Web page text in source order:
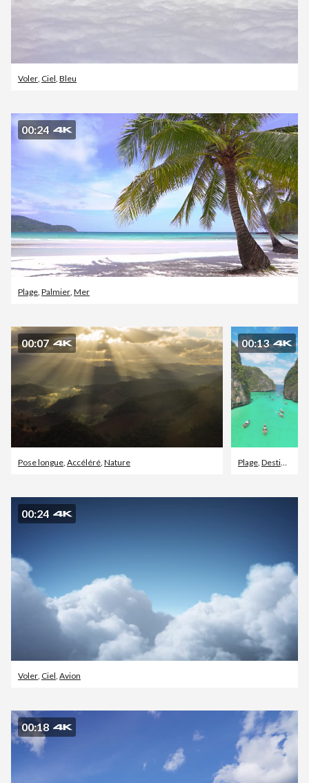
Voler Ciel Bleu
00:24
Plage Palmier Mer
00:07
Pose longue, Accéléré, Nature
00:13
Plage, Destination de voyage
00:24
Voler, Ciel, Avion
00:18